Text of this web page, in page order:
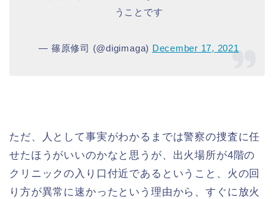
うことです
— 篠原修司 (@digimaga) December 17, 2021
ただ、人として事実がわかるまでは警察の捜査に任
せたほうがいいのかなと思うが、出火場所が4階の
クリニックの入り口付近であるということ、火の回
り方が異常に速かったという理由から、すぐに放火